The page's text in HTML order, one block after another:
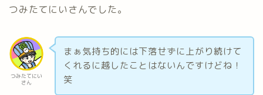
つみたてにいさんでした。
つみたてにい
さん
まぁ気持ち的には下落せずに上がり続けて
くれるに越したことはないんですけどね！
笑